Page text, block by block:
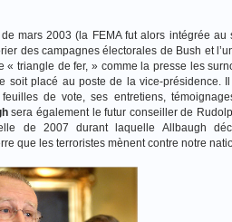
mars 2003 (la FEMA fut alors intégrée
des campagnes électorales de Bush et
triangle de fer, » comme la presse les
placé au poste de la vice-présidence.
de vote, ses entretiens,
sera également le futur conseiller de
de 2007 durant laquelle Allbaugh
que les terroristes mènent contre notre